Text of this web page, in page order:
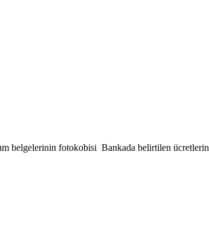
fotokobisi Bankada belirtilen ücretlerin